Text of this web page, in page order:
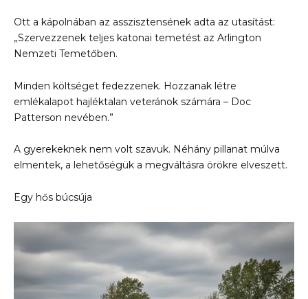
Ott a kápolnában az asszisztensének adta az utasítást:
„Szervezzenek teljes katonai temetést az Arlington
Nemzeti Temetőben.
Minden költséget fedezzenek. Hozzanak létre
emlékalapot hajléktalan veteránok számára – Doc
Patterson nevében.”
A gyerekeknek nem volt szavuk. Néhány pillanat múlva
elmentek, a lehetőségük a megváltásra örökre elveszett.
Egy hős búcsúja